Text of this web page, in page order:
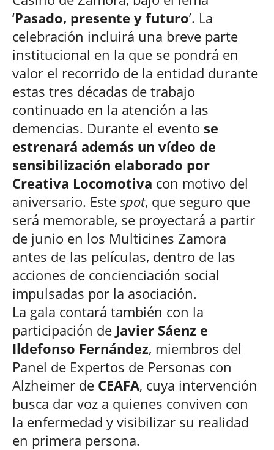
‘Pasado, presente y futuro’. La
celebración incluirá una breve parte
institucional en la que se pondrá en
valor el recorrido de la entidad durante
estas tres décadas de trabajo
continuado en la atención a las
demencias. Durante el evento se
estrenará además un vídeo de
sensibilización elaborado por
Creativa Locomotiva con motivo del
aniversario. Este spot, que seguro que
será memorable, se proyectará a partir
de junio en los Multicines Zamora
antes de las películas, dentro de las
acciones de concienciación social
impulsadas por la asociación.
La gala contará también con la
participación de Javier Sáenz e
Ildefonso Fernández, miembros del
Panel de Expertos de Personas con
Alzheimer de CEAFA, cuya intervención
busca dar voz a quienes conviven con
la enfermedad y visibilizar su realidad
en primera persona.